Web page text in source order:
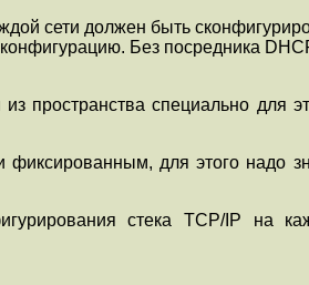
сети должен быть
Без посредника
пространства специально
для этого надо
стека TCP/IP на